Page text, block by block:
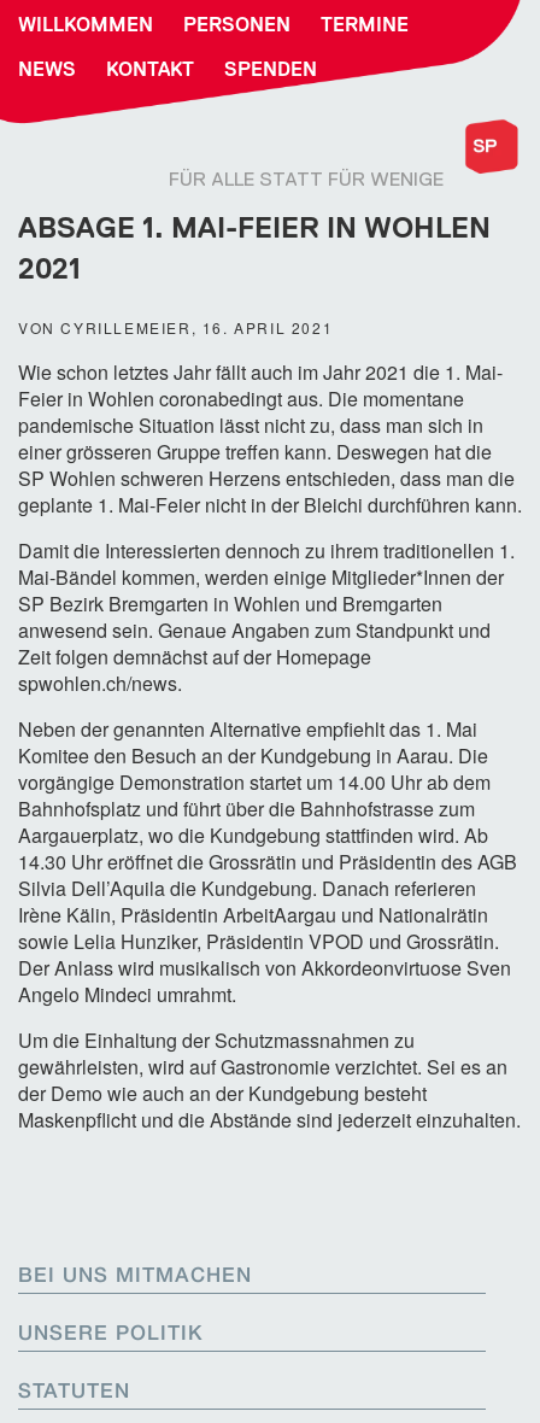
WILLKOMMEN PERSONEN TERMINE
NEWS KONTAKT SPENDEN
FÜR ALLE STATT FÜR WENIGE
ABSAGE 1. MAI-FEIER IN WOHLEN
2021
VON CYRILLEMEIER, 16. APRIL 2021
Wie schon letztes Jahr fällt auch im Jahr 2021 die 1. Mai-
Feier in Wohlen coronabedingt aus. Die momentane
pandemische Situation lässt nicht zu, dass man sich in
einer grösseren Gruppe treffen kann. Deswegen hat die
SP Wohlen schweren Herzens entschieden, dass man die
geplante 1. Mai-Feier nicht in der Bleichi durchführen kann.
Damit die Interessierten dennoch zu ihrem traditionellen 1.
Mai-Bändel kommen, werden einige Mitglieder*Innen der
SP Bezirk Bremgarten in Wohlen und Bremgarten
anwesend sein. Genaue Angaben zum Standpunkt und
Zeit folgen demnächst auf der Homepage
spwohlen.ch/news.
Neben der genannten Alternative empfiehlt das 1. Mai
Komitee den Besuch an der Kundgebung in Aarau. Die
vorgängige Demonstration startet um 14.00 Uhr ab dem
Bahnhofsplatz und führt über die Bahnhofstrasse zum
Aargauerplatz, wo die Kundgebung stattfinden wird. Ab
14.30 Uhr eröffnet die Grossrätin und Präsidentin des AGB
Silvia Dell’Aquila die Kundgebung. Danach referieren
Irène Kälin, Präsidentin ArbeitAargau und Nationalrätin
sowie Lelia Hunziker, Präsidentin VPOD und Grossrätin.
Der Anlass wird musikalisch von Akkordeonvirtuose Sven
Angelo Mindeci umrahmt.
Um die Einhaltung der Schutzmassnahmen zu
gewährleisten, wird auf Gastronomie verzichtet. Sei es an
der Demo wie auch an der Kundgebung besteht
Maskenpflicht und die Abstände sind jederzeit einzuhalten.
BEI UNS MITMACHEN
UNSERE POLITIK
STATUTEN